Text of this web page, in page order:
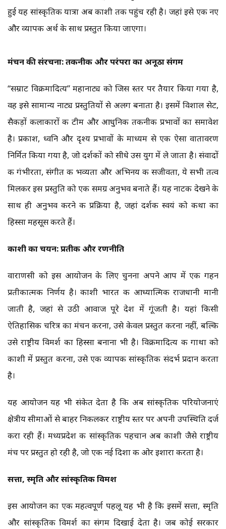
हुई यह सांस्कृतिक यात्रा अब काशी तक पहुंच रही है। जहां इसे एक नए
और व्यापक अर्थ के साथ प्रस्तुत किया जाएगा।
मंचन की संरचना: तकनीक और परंपरा का अनूठा संगम
“सम्राट विक्रमादित्य” महानाट्य को जिस स्तर पर तैयार किया गया है,
वह इसे सामान्य नाट्य प्रस्तुतियों से अलग बनाता है। इसमें विशाल सेट,
सैकड़ों कलाकारों की टीम और आधुनिक तकनीकी प्रभावों का समावेश
है। प्रकाश, ध्वनि और दृश्य प्रभावों के माध्यम से एक ऐसा वातावरण
निर्मित किया गया है, जो दर्शकों को सीधे उस युग में ले जाता है। संवादों
की गंभीरता, संगीत की भव्यता और अभिनय की सजीवता, ये सभी तत्व
मिलकर इस प्रस्तुति को एक समग्र अनुभव बनाते हैं। यह नाटक देखने के
साथ ही अनुभव करने की प्रक्रिया है, जहां दर्शक स्वयं को कथा का
हिस्सा महसूस करते हैं।
काशी का चयन: प्रतीक और रणनीति
वाराणसी को इस आयोजन के लिए चुनना अपने आप में एक गहन
प्रतीकात्मक निर्णय है। काशी भारत की आध्यात्मिक राजधानी मानी
जाती है, जहां से उठी आवाज पूरे देश में गूंजती है। यहां किसी
ऐतिहासिक चरित्र का मंचन करना, उसे केवल प्रस्तुत करना नहीं, बल्कि
उसे राष्ट्रीय विमर्श का हिस्सा बनाना भी है। विक्रमादित्य की गाथा को
काशी में प्रस्तुत करना, उसे एक व्यापक सांस्कृतिक संदर्भ प्रदान करता
है।
यह आयोजन यह भी संकेत देता है कि अब सांस्कृतिक परियोजनाएं
क्षेत्रीय सीमाओं से बाहर निकलकर राष्ट्रीय स्तर पर अपनी उपस्थिति दर्ज
करा रही हैं। मध्यप्रदेश की सांस्कृतिक पहचान अब काशी जैसे राष्ट्रीय
मंच पर प्रस्तुत हो रही है, जो एक नई दिशा की ओर इशारा करता है।
सत्ता, स्मृति और सांस्कृतिक विमर्श
इस आयोजन का एक महत्वपूर्ण पहलू यह भी है कि इसमें सत्ता, स्मृति
और सांस्कृतिक विमर्श का संगम दिखाई देता है। जब कोई सरकार